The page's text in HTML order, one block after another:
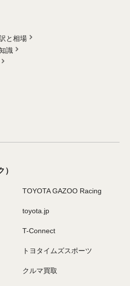
と相場
識
）
TOYOTA GAZOO Racing
toyota.jp
T-Connect
トヨタイムズスポーツ
クルマ買取